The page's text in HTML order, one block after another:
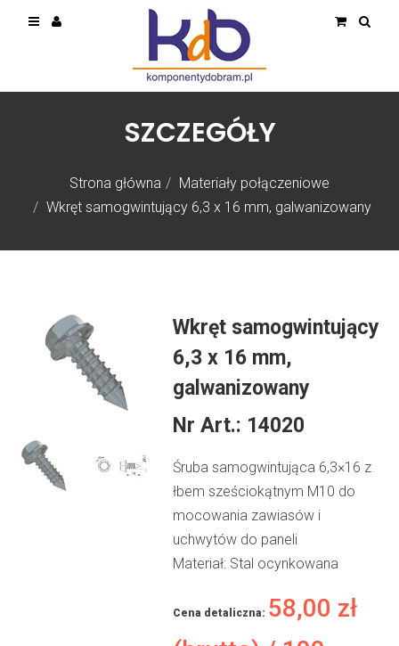
Strona główna
Materiały połączeniowe
Wkręt samogwintujący 6,3 x 16 mm, galwanizowany
SZCZEGÓŁY
Wkręt samogwintujący
6,3 x 16 mm,
galwanizowany
Nr Art.: 14020
Śruba samogwintująca 6,3×16 z
łbem sześciokątnym M10 do
mocowania zawiasów i
uchwytów do paneli
Materiał: Stal ocynkowana
Cena detaliczna: 58,00 zł